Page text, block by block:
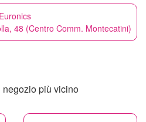
Euronics
48 (Centro Comm. Montecatini)
negozio più vicino